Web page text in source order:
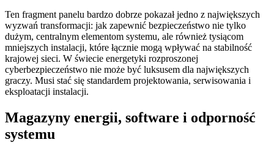
Ten fragment panelu bardzo dobrze pokazał jedno z największych
wyzwań transformacji: jak zapewnić bezpieczeństwo nie tylko
dużym, centralnym elementom systemu, ale również tysiącom
mniejszych instalacji, które łącznie mogą wpływać na stabilność
krajowej sieci. W świecie energetyki rozproszonej
cyberbezpieczeństwo nie może być luksusem dla największych
graczy. Musi stać się standardem projektowania, serwisowania i
eksploatacji instalacji.
Magazyny energii, software i odporność
systemu